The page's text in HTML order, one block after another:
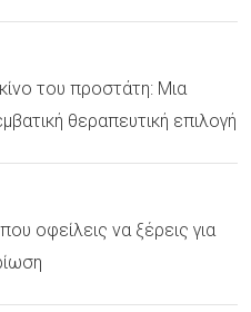
του προστάτη: Μια
θεραπευτική επιλογή
οφείλεις να ξέρεις για